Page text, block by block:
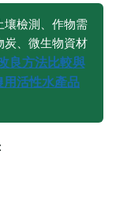
壤檢測、作物需
炭、微生物資材
良方法比較與
用活性水產品